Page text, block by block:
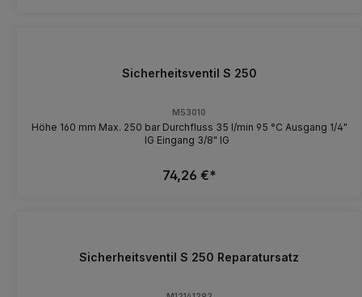
Sicherheitsventil S 250
M53010
Höhe 160 mm Max. 250 bar Durchfluss 35 l/min 95 °C Ausgang 1/4"
IG Eingang 3/8" IG
74,26 €*
Sicherheitsventil S 250 Reparatursatz